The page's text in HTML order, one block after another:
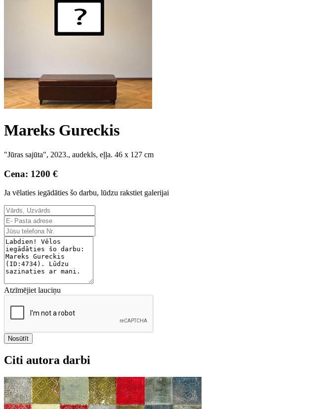
Mareks Gureckis
"Jūras sajūta", 2023., audekls, eļļa. 46 x 127 cm
Cena: 1200 €
Ja vēlaties iegādāties šo darbu, lūdzu rakstiet galerijai
Atzīmējiet lauciņu
Nosūtīt
Citi autora darbi